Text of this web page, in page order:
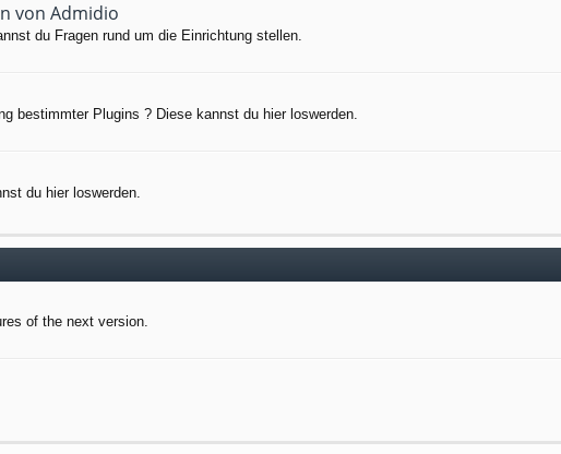
von Admidio
du Fragen rund um die Einrichtung stellen.
bestimmter Plugins ? Diese kannst du hier loswerden.
du hier loswerden.
of the next version.